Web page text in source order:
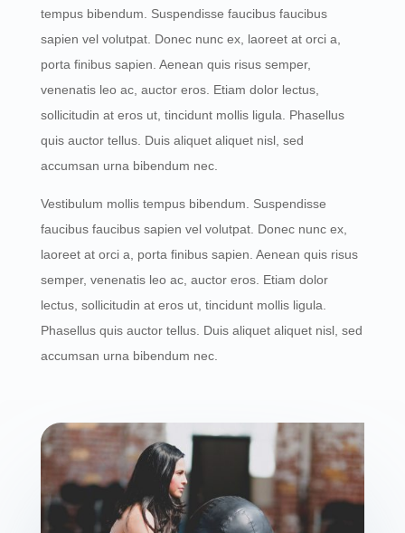
tempus bibendum. Suspendisse faucibus faucibus
sapien vel volutpat. Donec nunc ex, laoreet at orci a,
porta finibus sapien. Aenean quis risus semper,
venenatis leo ac, auctor eros. Etiam dolor lectus,
sollicitudin at eros ut, tincidunt mollis ligula. Phasellus
quis auctor tellus. Duis aliquet aliquet nisl, sed
accumsan urna bibendum nec.
Vestibulum mollis tempus bibendum. Suspendisse
faucibus faucibus sapien vel volutpat. Donec nunc ex,
laoreet at orci a, porta finibus sapien. Aenean quis risus
semper, venenatis leo ac, auctor eros. Etiam dolor
lectus, sollicitudin at eros ut, tincidunt mollis ligula.
Phasellus quis auctor tellus. Duis aliquet aliquet nisl, sed
accumsan urna bibendum nec.